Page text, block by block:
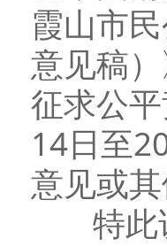
霞山市
意见稿
征求公
14日至
意见或其
特此